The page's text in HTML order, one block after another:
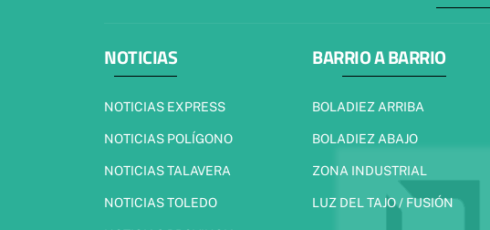
NOTICIAS
NOTICIAS EXPRESS
NOTICIAS POLÍGONO
NOTICIAS TALAVERA
NOTICIAS TOLEDO
BARRIO A BARRIO
BOLADIEZ ARRIBA
BOLADIEZ ABAJO
ZONA INDUSTRIAL
LUZ DEL TAJO / FUSIÓN